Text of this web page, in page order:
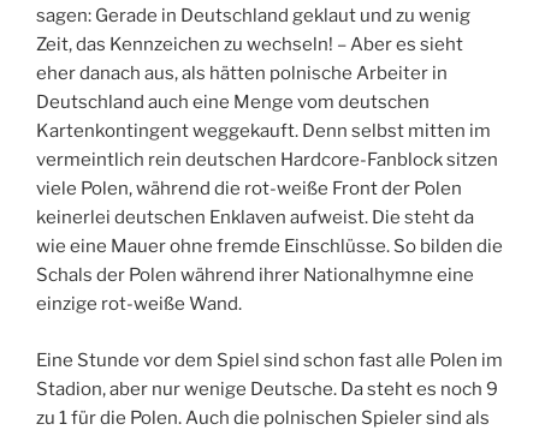
sagen: Gerade in Deutschland geklaut und zu wenig
Zeit, das Kennzeichen zu wechseln! – Aber es sieht
eher danach aus, als hätten polnische Arbeiter in
Deutschland auch eine Menge vom deutschen
Kartenkontingent weggekauft. Denn selbst mitten im
vermeintlich rein deutschen Hardcore-Fanblock sitzen
viele Polen, während die rot-weiße Front der Polen
keinerlei deutschen Enklaven aufweist. Die steht da
wie eine Mauer ohne fremde Einschlüsse. So bilden die
Schals der Polen während ihrer Nationalhymne eine
einzige rot-weiße Wand.
Eine Stunde vor dem Spiel sind schon fast alle Polen im
Stadion, aber nur wenige Deutsche. Da steht es noch 9
zu 1 für die Polen. Auch die polnischen Spieler sind als